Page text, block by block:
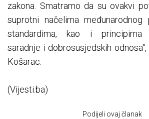
zakona. Smatramo da su ovakvi
suprotni načelima međunarodnog
standardima, kao i principima
saradnje i dobrosusjedskih
Košarac.
(Vijesti.ba)
Podijeli ovaj članak